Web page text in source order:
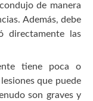
de manera
Además, debe
directamente las
tiene poca o
que puede
son graves y